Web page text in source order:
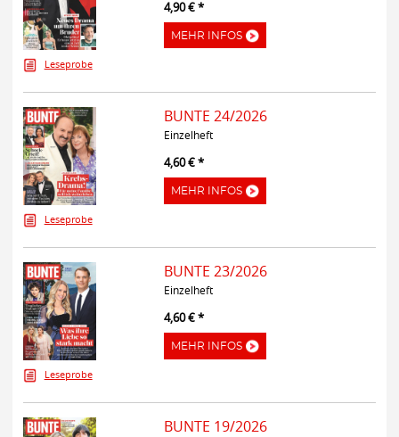
Leseprobe
4,90 € *
MEHR INFOS
Leseprobe
BUNTE 24/2026
Einzelheft
4,60 € *
MEHR INFOS
Leseprobe
BUNTE 23/2026
Einzelheft
4,60 € *
MEHR INFOS
BUNTE 19/2026